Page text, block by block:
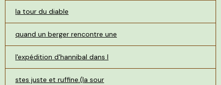
la tour du diable
quand un berger rencontre une
l'expédition d'hannibal dans l
stes juste et ruffine.(la sour